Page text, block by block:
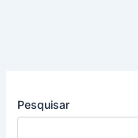
Pesquisar